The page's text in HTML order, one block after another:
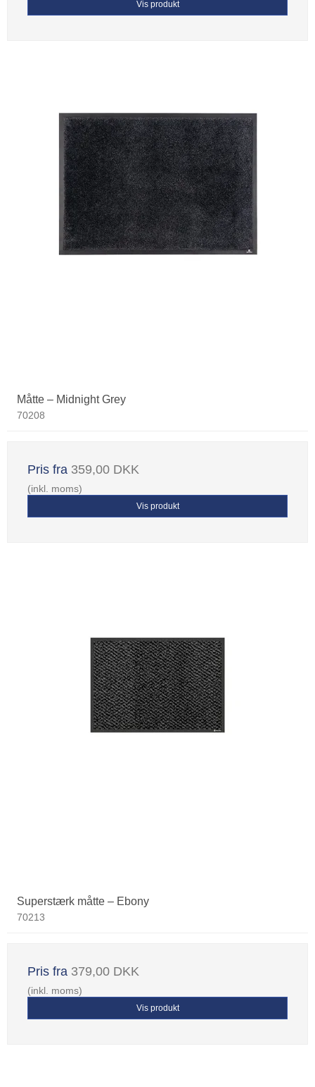
Vis produkt
Måtte – Midnight Grey
70208
Pris fra 359,00 DKK
(inkl. moms)
Vis produkt
Superstærk måtte – Ebony
70213
Pris fra 379,00 DKK
(inkl. moms)
Vis produkt